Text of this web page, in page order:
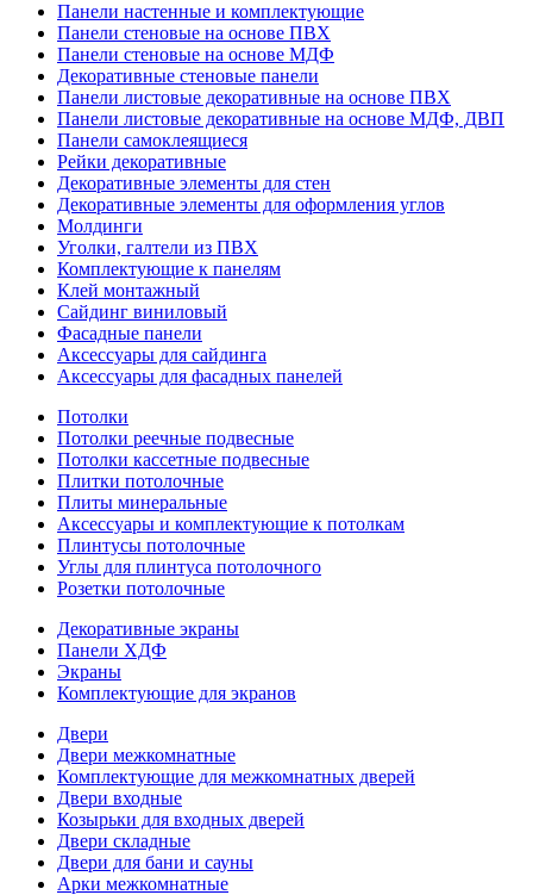
Панели настенные и комплектующие
Панели стеновые на основе ПВХ
Панели стеновые на основе МДФ
Декоративные стеновые панели
Панели листовые декоративные на основе ПВХ
Панели листовые декоративные на основе МДФ, ДВП
Панели самоклеящиеся
Рейки декоративные
Декоративные элементы для стен
Декоративные элементы для оформления углов
Молдинги
Уголки, галтели из ПВХ
Комплектующие к панелям
Клей монтажный
Сайдинг виниловый
Фасадные панели
Аксессуары для сайдинга
Аксессуары для фасадных панелей
Потолки
Потолки реечные подвесные
Потолки кассетные подвесные
Плитки потолочные
Плиты минеральные
Аксессуары и комплектующие к потолкам
Плинтусы потолочные
Углы для плинтуса потолочного
Розетки потолочные
Декоративные экраны
Панели ХДФ
Экраны
Комплектующие для экранов
Двери
Двери межкомнатные
Комплектующие для межкомнатных дверей
Двери входные
Козырьки для входных дверей
Двери складные
Двери для бани и сауны
Арки межкомнатные